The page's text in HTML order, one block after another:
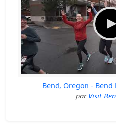
Bend, Oregon -
par Visit